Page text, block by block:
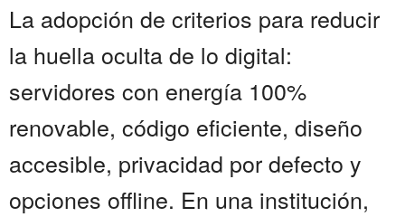
La adopción de criterios para reducir
la huella oculta de lo digital:
servidores con energía 100%
renovable, código eficiente, diseño
accesible, privacidad por defecto y
opciones offline. En una institución,